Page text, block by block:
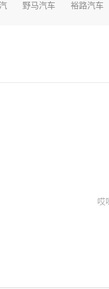
野马汽车 裕路汽车
哎